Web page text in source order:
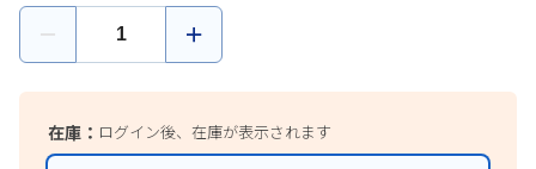
在庫： ログイン後、在庫が表示されます